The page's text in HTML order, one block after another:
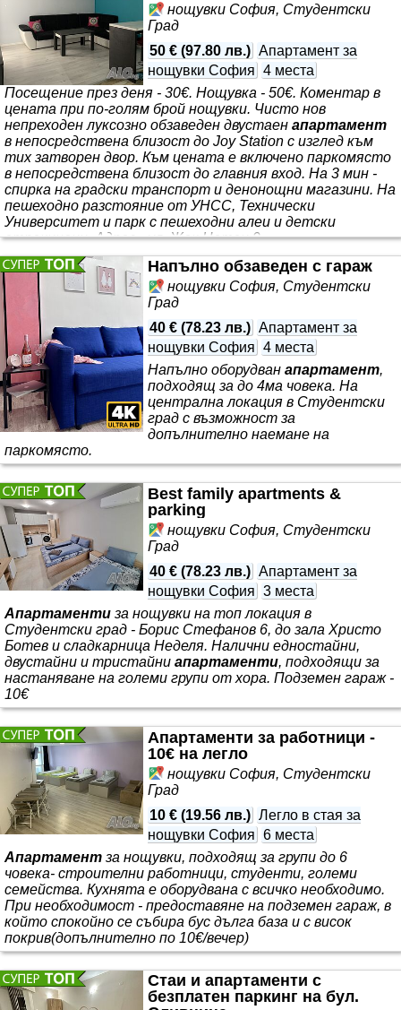
нощувки София, Студентски
Град
50 € (97.80 лв.) Апартамент за
нощувки София 4 места
Посещение през деня - 30€. Нощувка - 50€. Коментар в
цената при по-голям брой нощувки. Чисто нов
непреходен луксозно обзаведен двустаен апартамент
в непосредствена близост до Joy Station с изглед към
тих затворен двор. Към цената е включено паркомясто
в непосредствена близост до главния вход. На 3 мин -
спирка на градски транспорт и денонощни магазини. На
пешеходно разстояние от УНСС, Технически
Университет и парк с пешеходни алеи и детски
атракциони. Адрес - ул. Жак Натан 9
Напълно обзаведен с гараж
нощувки София, Студентски
Град
40 € (78.23 лв.) Апартамент за
нощувки София 4 места
Напълно оборудван апартамент,
подходящ за до 4ма човека. На
централна локация в Студентски
град с възможност за
допълнително наемане на
паркомясто.
Best family apartments &
parking
нощувки София, Студентски
Град
40 € (78.23 лв.) Апартамент за
нощувки София 3 места
Апартаменти за нощувки на топ локация в
Студентски град - Борис Стефанов 6, до зала Христо
Ботев и сладкарница Неделя. Налични едностайни,
двустайни и тристайни апартаменти, подходящи за
настаняване на големи групи от хора. Подземен гараж -
10€
Апартаменти за работници -
10€ на легло
нощувки София, Студентски
Град
10 € (19.56 лв.) Легло в стая за
нощувки София 6 места
Апартамент за нощувки, подходящ за групи до 6
човека- строителни работници, студенти, големи
семейства. Кухнята е оборудвана с всичко необходимо.
При необходимост - предоставяне на подземен гараж, в
който спокойно се събира бус дълга база и с висок
покрив(допълнително по 10€/вечер)
Стаи и апартаменти с
безплатен паркинг на бул.